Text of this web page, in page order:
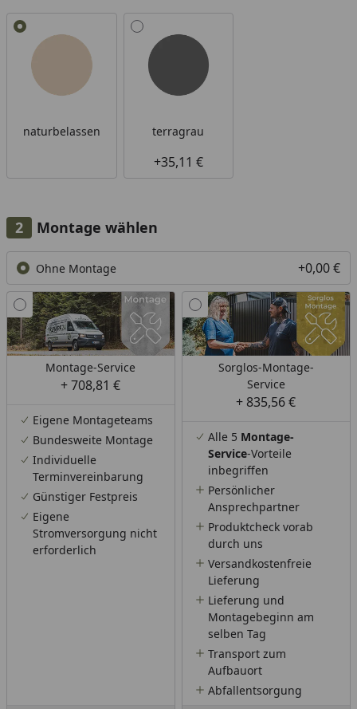
Alle anzeigen (2)
naturbelassen terragrau
+35,11 €
Montage wählen
Ohne Montage +0,00 €
Montage-Service
+ 708,81 €
Eigene Montageteams
Bundesweite Montage
Individuelle
Terminvereinbarung
Günstiger Festpreis
Eigene
Stromversorgung nicht
erforderlich
Sorglos-Montage-
Service
+ 835,56 €
Alle 5 Montage-
Service-Vorteile
inbegriffen
Persönlicher
Ansprechpartner
Produktcheck vorab
durch uns
Versandkostenfreie
Lieferung
Lieferung und
Montagebeginn am
selben Tag
Transport zum
Aufbauort
Abfallentsorgung